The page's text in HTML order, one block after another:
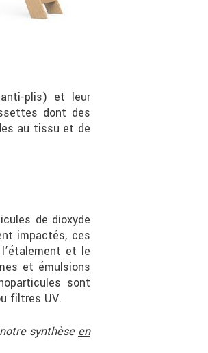
anti-plis) et leur
dont des
au tissu et de
de dioxyde
impactés, ces
et le
et émulsions
sont
filtres UV.
synthèse en